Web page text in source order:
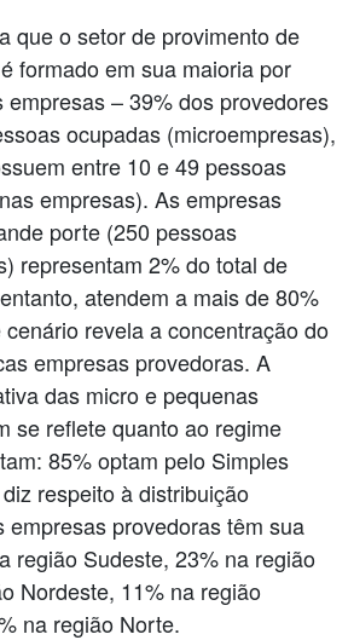
que o setor de provimento de
formado em sua maioria por
empresas – 39% dos provedores
ocupadas (microempresas),
entre 10 e 49 pessoas
empresas). As empresas
porte (250 pessoas
representam 2% do total de
atendem a mais de 80%
revela a concentração do
empresas provedoras. A
das micro e pequenas
se reflete quanto ao regime
85% optam pelo Simples
respeito à distribuição
empresas provedoras têm sua
região Sudeste, 23% na região
Nordeste, 11% na região
na região Norte.